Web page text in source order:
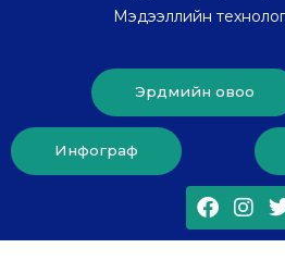
Мэдээллийн
Эрдмийн овоо
Инфограф